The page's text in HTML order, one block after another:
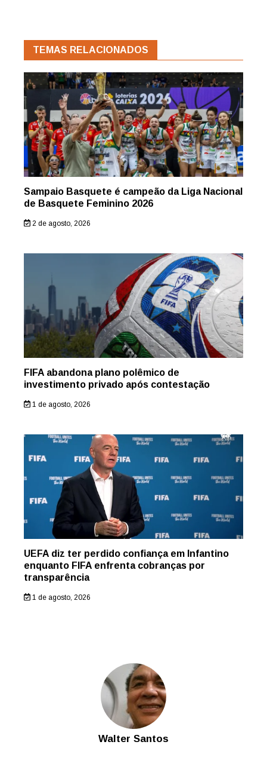
TEMAS RELACIONADOS
Sampaio Basquete é campeão da Liga Nacional
de Basquete Feminino 2026
2 de agosto, 2026
FIFA abandona plano polêmico de
investimento privado após contestação
1 de agosto, 2026
UEFA diz ter perdido confiança em Infantino
enquanto FIFA enfrenta cobranças por
transparência
1 de agosto, 2026
Walter Santos